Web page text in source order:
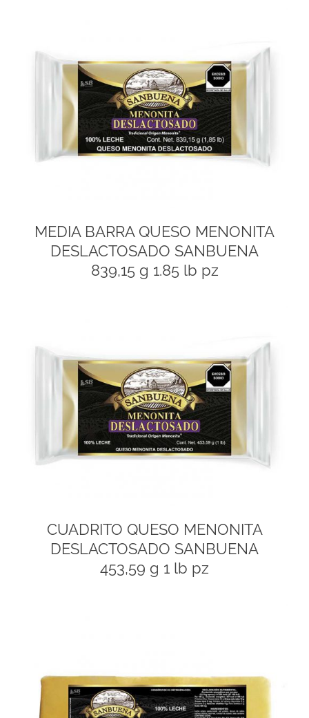
MEDIA BARRA QUESO MENONITA
DESLACTOSADO SANBUENA
839,15 g 1.85 lb pz
CUADRITO QUESO MENONITA
DESLACTOSADO SANBUENA
453,59 g 1 lb pz